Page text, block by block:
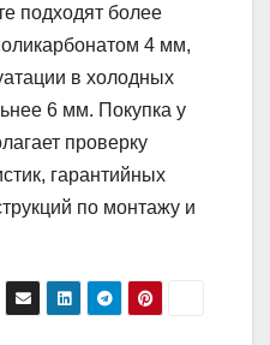
подходят более
4 мм,
в холодных
6 мм. Покупка у
проверку
гарантийных
по монтажу и